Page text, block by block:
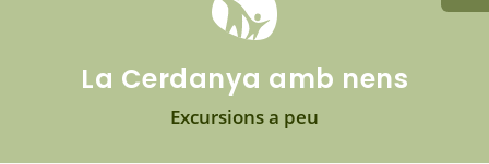
La Cerdanya amb nens
Excursions a peu